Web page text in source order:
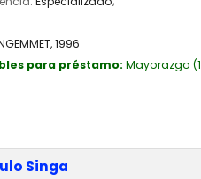
1996
para préstamo: Mayorazgo
Singa